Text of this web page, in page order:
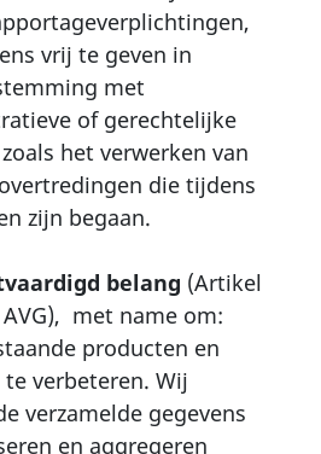
vrij te geven in
met
of gerechtelijke
het verwerken van
die tijdens
zijn begaan.
belang (Artikel
met name om:
producten en
verbeteren. Wij
verzamelde gegevens
en aggregeren